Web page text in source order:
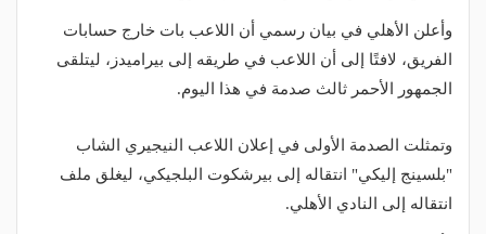
وأعلن الأهلي في بيان رسمي أن اللاعب بات خارج حسابات
الفريق، لافتًا إلى أن اللاعب في طريقه إلى بيراميدز، ليتلقى
الجمهور الأحمر ثالث صدمة في هذا اليوم.
وتمثلت الصدمة الأولى في إعلان اللاعب النيجيري الشاب
"بلسينج إليكي" انتقاله إلى بيرشكوت البلجيكي، ليغلق ملف
انتقاله إلى النادي الأهلي.